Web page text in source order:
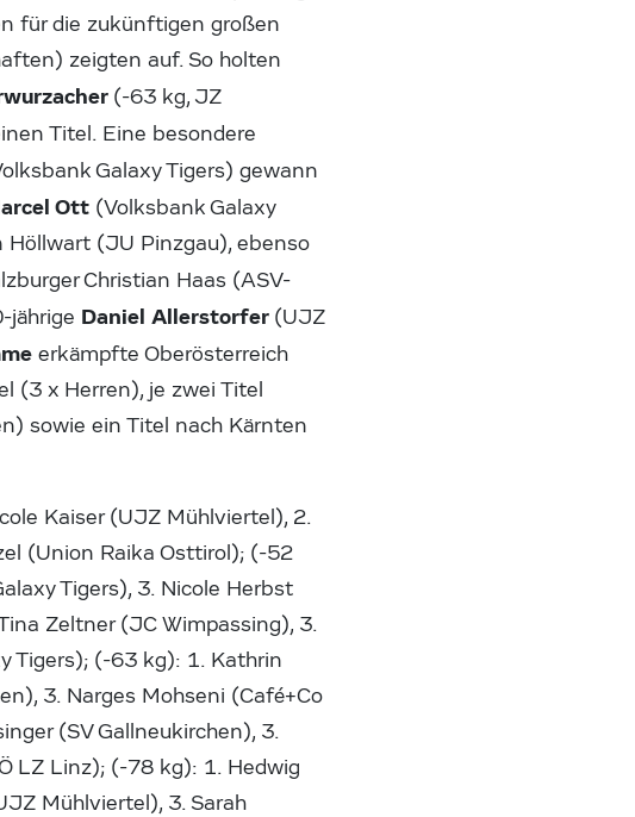
für die zukünftigen großen
zeigten auf. So holten
(-63 kg, JZ
Titel. Eine besondere
Galaxy Tigers) gewann
Ott (Volksbank Galaxy
Höllwart (JU Pinzgau), ebenso
Christian Haas (ASV-
jährige Daniel Allerstorfer (UJZ
erkämpfte Oberösterreich
(3 x Herren), je zwei Titel
sowie ein Titel nach Kärnten
Kaiser (UJZ Mühlviertel), 2.
(Union Raika Osttirol); (-52
Tigers), 3. Nicole Herbst
Zeltner (JC Wimpassing), 3.
Tigers); (-63 kg): 1. Kathrin
3. Narges Mohseni (Café+Co
(SV Gallneukirchen), 3.
LZ Linz); (-78 kg): 1. Hedwig
Mühlviertel), 3. Sarah